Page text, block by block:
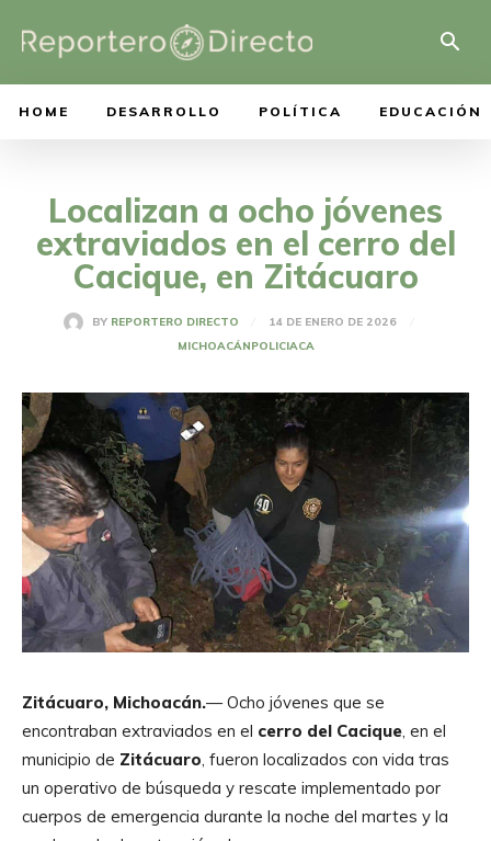
HOME DESARROLLO POLÍTICA EDUCACIÓN
Localizan a ocho jóvenes
extraviados en el cerro del
Cacique, en Zitácuaro
BY REPORTERO DIRECTO
14 DE ENERO DE 2026
MICHOACÁNPOLICIACA
Zitácuaro, Michoacán.— Ocho jóvenes que se
encontraban extraviados en el cerro del Cacique, en el
municipio de Zitácuaro, fueron localizados con vida tras
un operativo de búsqueda y rescate implementado por
cuerpos de emergencia durante la noche del martes y la